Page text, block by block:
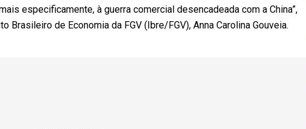
especificamente, à guerra comercial desencadeada com a China”,
Brasileiro de Economia da FGV (Ibre/FGV), Anna Carolina Gouveia.